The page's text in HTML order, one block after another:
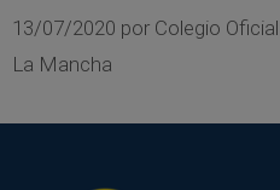
13/07/2020 por Colegio
La Mancha